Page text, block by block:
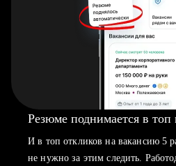
Резюме поднимается в топ
И в топ откликов на вакансию 5
не нужно за этим следить.